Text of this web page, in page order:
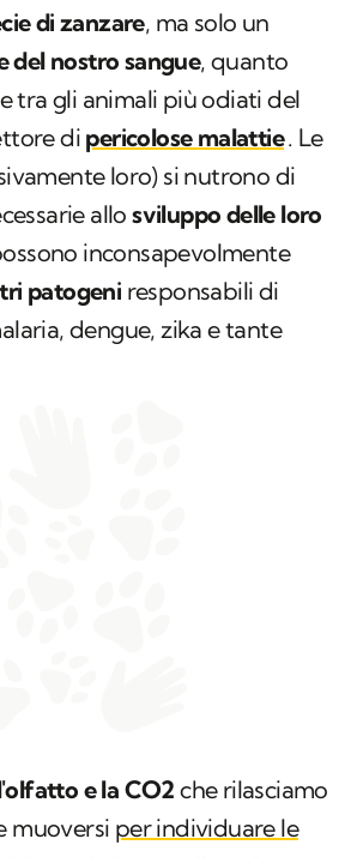
di zanzare, ma solo un
del nostro sangue, quanto
tra gli animali più odiati del
di pericolose malattie. Le
loro) si nutrono di
allosviluppo delle loro
inconsapevolmente
patogeni responsabili di
dengue, zika e tante
e la CO2che rilasciamo
muoversi per individuare le